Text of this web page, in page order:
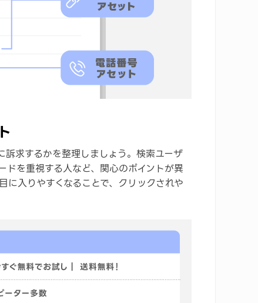
求するかを整理しましょう。検索ユーザ
を重視する人など、関心のポイントが異
に入りやすくなることで、クリックされや